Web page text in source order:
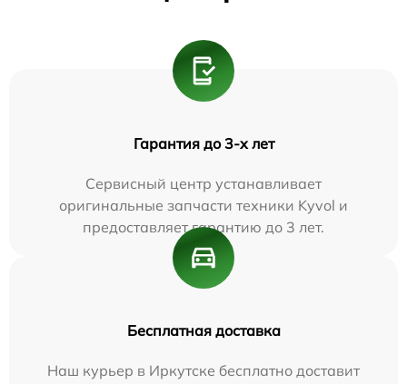
Гарантия до 3-х лет
Сервисный центр устанавливает
оригинальные запчасти техники Kyvol и
предоставляет гарантию до 3 лет.
Бесплатная доставка
Наш курьер в Иркутске бесплатно доставит